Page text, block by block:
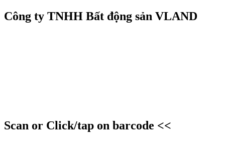
Công ty TNHH Bất động sản VLAND
Scan or Click/tap on barcode <<